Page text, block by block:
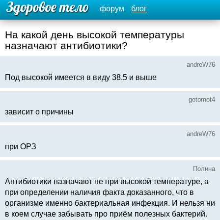
форум блог
На какой день высокой температуры
назначают антибиотики?
andreW76
Под высокой имеется в виду 38.5 и выше
gotomot4
зависит о причины
andreW76
при ОРЗ
Полина
Антибиотики назначают не при высокой температуре, а
при определении наличия факта доказанного, что в
организме именно бактериальная инфекция. И нельзя ни
в коем случае забывать про приём полезных бактерий.